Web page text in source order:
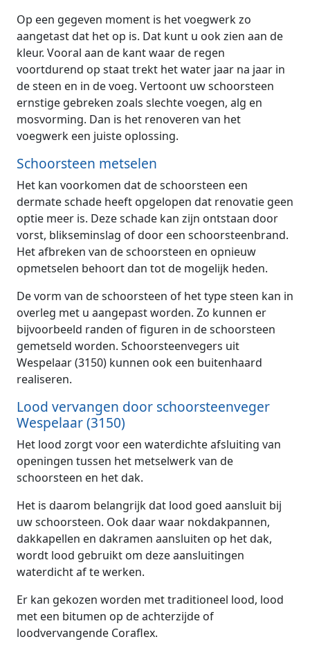
Op een gegeven moment is het voegwerk zo
aangetast dat het op is. Dat kunt u ook zien aan de
kleur. Vooral aan de kant waar de regen
voortdurend op staat trekt het water jaar na jaar in
de steen en in de voeg. Vertoont uw schoorsteen
ernstige gebreken zoals slechte voegen, alg en
mosvorming. Dan is het renoveren van het
voegwerk een juiste oplossing.
Schoorsteen metselen
Het kan voorkomen dat de schoorsteen een
dermate schade heeft opgelopen dat renovatie geen
optie meer is. Deze schade kan zijn ontstaan door
vorst, blikseminslag of door een schoorsteenbrand.
Het afbreken van de schoorsteen en opnieuw
opmetselen behoort dan tot de mogelijk heden.
De vorm van de schoorsteen of het type steen kan in
overleg met u aangepast worden. Zo kunnen er
bijvoorbeeld randen of figuren in de schoorsteen
gemetseld worden. Schoorsteenvegers uit
Wespelaar (3150) kunnen ook een buitenhaard
realiseren.
Lood vervangen door schoorsteenveger
Wespelaar (3150)
Het lood zorgt voor een waterdichte afsluiting van
openingen tussen het metselwerk van de
schoorsteen en het dak.
Het is daarom belangrijk dat lood goed aansluit bij
uw schoorsteen. Ook daar waar nokdakpannen,
dakkapellen en dakramen aansluiten op het dak,
wordt lood gebruikt om deze aansluitingen
waterdicht af te werken.
Er kan gekozen worden met traditioneel lood, lood
met een bitumen op de achterzijde of
loodvervangende Coraflex.